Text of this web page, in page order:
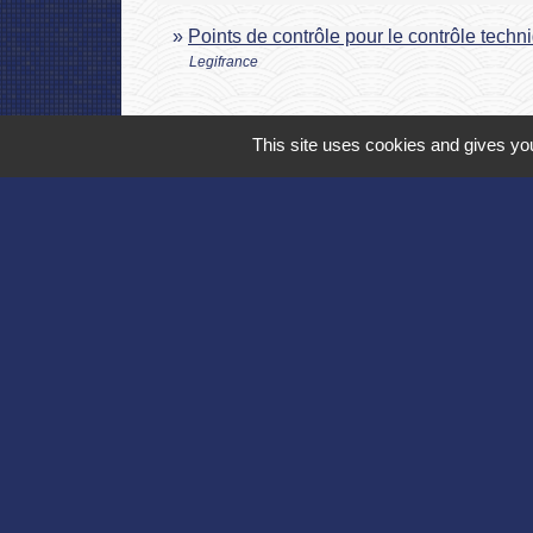
Points de contrôle pour le contrôle
Legifrance
This site uses cookies and gives